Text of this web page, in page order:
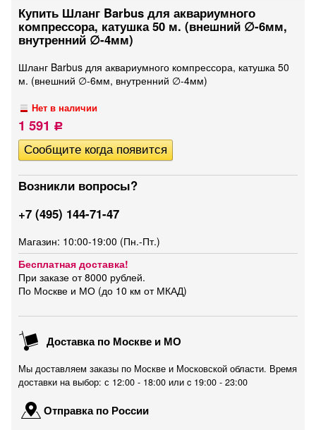
Купить Шланг Barbus для аквариумного
компрессора, катушка 50 м. (внешний ∅-6мм,
внутренний ∅-4мм)
Шланг Barbus для аквариумного компрессора, катушка 50
м. (внешний ∅-6мм, внутренний ∅-4мм)
Нет в наличии
1 591 Р
Возникли вопросы?
+7 (495) 144-71-47
Магазин: 10:00-19:00 (Пн.-Пт.)
Бесплатная доставка!
При заказе от 8000 рублей.
По Москве и МО (до 10 км от МКАД)
Доставка по Москве и МО
Мы доставляем заказы по Москве и Московской области. Время
доставки на выбор: с 12:00 - 18:00 или c 19:00 - 23:00
Отправка по России